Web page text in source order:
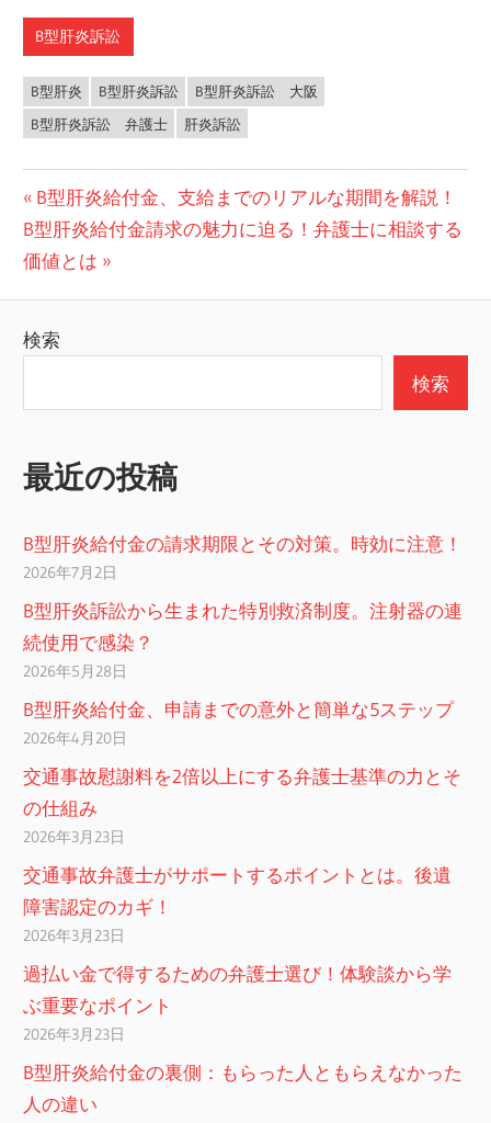
B型肝炎訴訟
B型肝炎 B型肝炎訴訟
B型肝炎訴訟 大阪
B型肝炎訴訟 弁護士
肝炎訴訟
投
稿
ビ
ー
シ
ョ
ン
前
の
投
B型肝炎給付金、支給までのリアルな期間を解説！
次
の
B型肝炎給付金請求の魅力に迫る！弁護士に相談する
価値とは
検索
検索
最近の投稿
B型肝炎給付金の請求期限とその対策。時効に注意！
2026年7月2日
B型肝炎訴訟から生まれた特別救済制度。注射器の連
続使用で感染？
2026年5月28日
B型肝炎給付金、申請までの意外と簡単な5ステップ
2026年4月20日
交通事故慰謝料を2倍以上にする弁護士基準の力とそ
の仕組み
2026年3月23日
交通事故弁護士がサポートするポイントとは。後遺
障害認定のカギ！
2026年3月23日
過払い金で得するための弁護士選び！体験談から学
ぶ重要なポイント
2026年3月23日
B型肝炎給付金の裏側：もらった人ともらえなかった
人の違い